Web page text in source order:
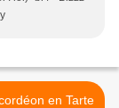
en Tarte